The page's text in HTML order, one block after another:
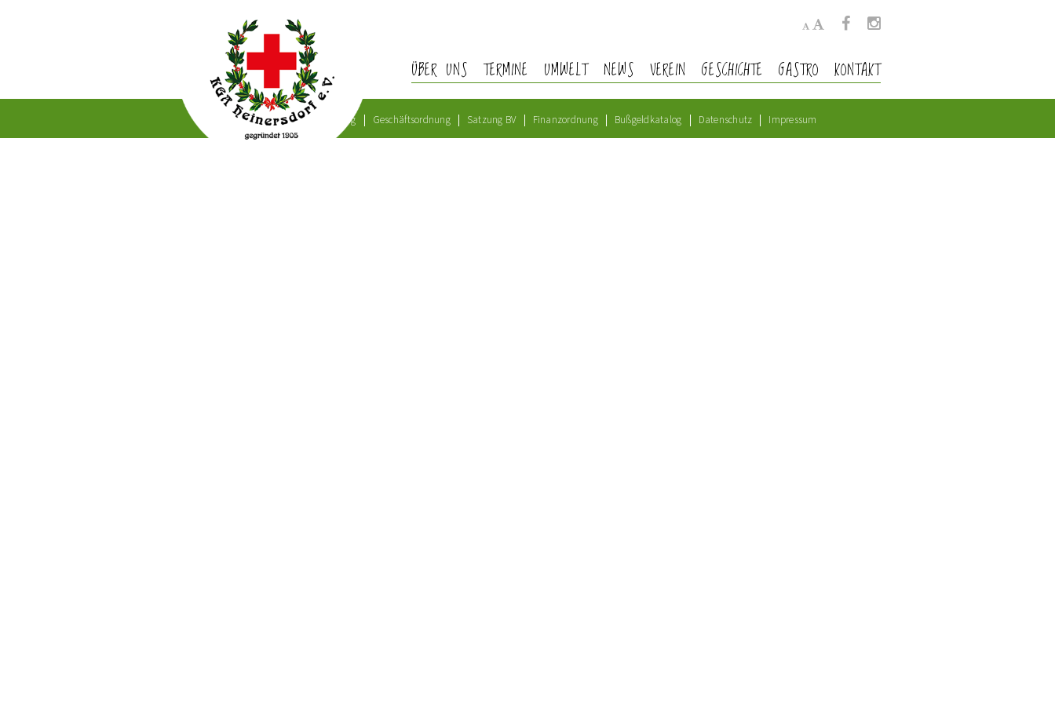
ÜBER UNS TERMINE UMWELT NEWS VEREIN GESCHICHTE GASTRO KONTAKT
Gartenordnung Satzung Geschäftsordnung Satzung BV Finanzordnung Bußgeldkatalog Datenschutz Impressum